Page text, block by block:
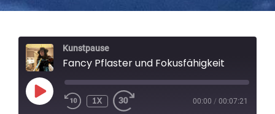
Kunstpause
Fancy Pflaster und Fokusfähigkeit
PLAY
EPISODE
1X 00:00 / 00:07:21